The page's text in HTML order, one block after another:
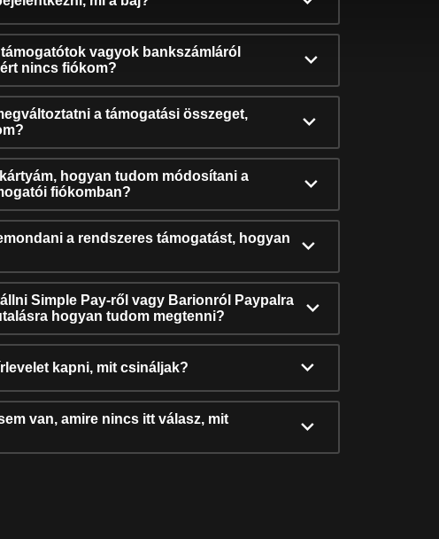
vagyok bankszámláról
nincs fiókom?
a támogatási összeget,
hogyan tudom módosítani a
fiókomban?
a rendszeres támogatást, hogyan
Simple Pay-ről vagy Barionról Paypalra
hogyan tudom megtenni?
kapni, mit csináljak?
van, amire nincs itt válasz, mit